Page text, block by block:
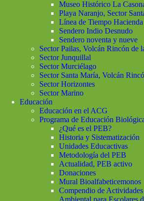
Museo Histórico La
Playa Naranjo, Sector
Línea de Tiempo Hacienda
Sendero Indio Desnudo
Sendero noventa y nueve
Sector Pailas, Volcán Rincón de
Sector Junquillal
Sector Murciélago
Sector Santa María, Volcán
Sector Horizontes
Sector Marino
Educación
Educación en el ACG
Programa de Educación
¿Qué es el PEB?
Historia y Sistematización
Unidades Educactivas
Metodología del PEB
Actualidad, PEB activo
Donaciones
Mural Bioalfabeticemonos
Compendio de